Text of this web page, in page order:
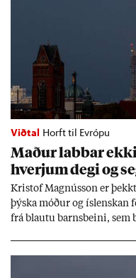
Viðtal Horft til Evrópu
Mað­ur labb­ar
hverj­um degi og
Kri­stof Magnús­son er
þýska móð­ur og
frá blautu barns­beini,